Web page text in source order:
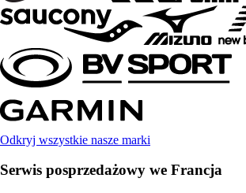
Odkryj wszystkie nasze marki
Serwis posprzedażowy we Francja